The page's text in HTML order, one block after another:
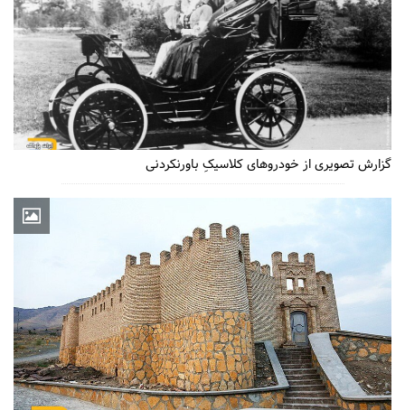
گزارش تصویری از خودروهای کلاسیکِ باورنکردنی